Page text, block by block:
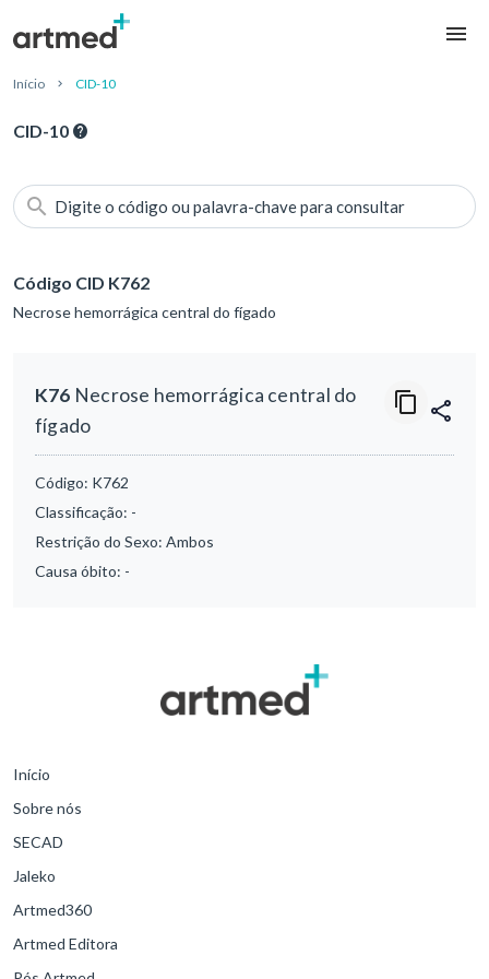
Início CID-10
CID-10
Digite o código ou palavra-chave para consultar
Código CID K762
Necrose hemorrágica central do fígado
K76 Necrose hemorrágica central do
fígado
Código: K762
Classificação: -
Restrição do Sexo: Ambos
Causa óbito: -
Início
Sobre nós
SECAD
Jaleko
Artmed360
Artmed Editora